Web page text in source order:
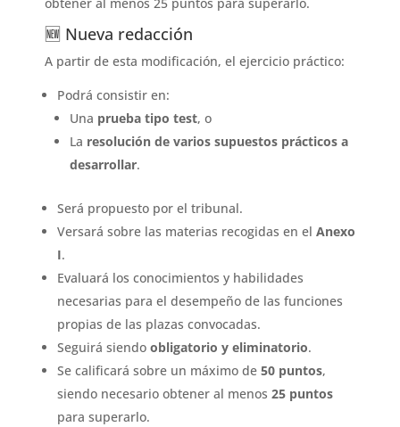
obtener al menos 25 puntos para superarlo.
🆕 Nueva redacción
A partir de esta modificación, el ejercicio práctico:
Podrá consistir en:
Una prueba tipo test, o
La resolución de varios supuestos prácticos a
desarrollar.
Será propuesto por el tribunal.
Versará sobre las materias recogidas en elAnexo
I.
Evaluará los conocimientos y habilidades
necesarias para el desempeño de las funciones
propias de las plazas convocadas.
Seguirá siendoobligatorio y eliminatorio.
Se calificará sobre un máximo de50 puntos,
siendo necesario obtener al menos25 puntos
para superarlo.